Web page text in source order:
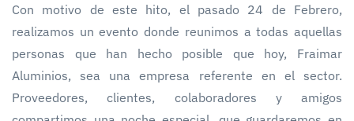
Con motivo de este hito, el pasado 24 de Febrero,
realizamos un evento donde reunimos a todas aquellas
personas que han hecho posible que hoy, Fraimar
Aluminios, sea una empresa referente en el sector.
Proveedores, clientes, colaboradores y amigos